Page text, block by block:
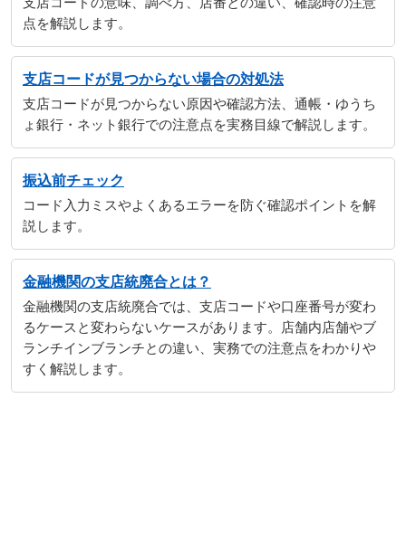
点を解説します。
支店コードが見つからない場合の対処法
支店コードが見つからない原因や確認方法、通帳・ゆうち
ょ銀行・ネット銀行での注意点を実務目線で解説します。
振込前チェック
コード入力ミスやよくあるエラーを防ぐ確認ポイントを解
説します。
金融機関の支店統廃合とは？
金融機関の支店統廃合では、支店コードや口座番号が変わ
るケースと変わらないケースがあります。店舗内店舗やブ
ランチインブランチとの違い、実務での注意点をわかりや
すく解説します。